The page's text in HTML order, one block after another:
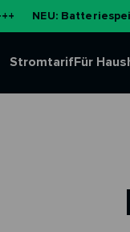
Batteriespeicher
StromtarifFür